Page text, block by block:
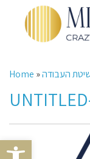
Open toolbar
Home »העבודה